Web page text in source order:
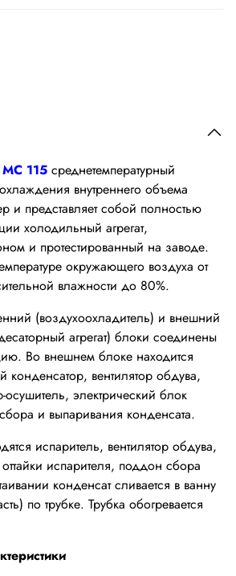
115 среднетемпературный
внутреннего объема
и представляет собой полностью
холодильный агрегат,
и протестированный на заводе.
окружающего воздуха от
влажности до 80%.
(воздухоохладитель) и внешний
агрегат) блоки соединены
Во внешнем блоке находится
вентилятор обдува,
электрический блок
и выпаривания конденсата.
испаритель, вентилятор обдува,
испарителя, поддон сбора
конденсат сливается в ванну
по трубке. Трубка обогревается